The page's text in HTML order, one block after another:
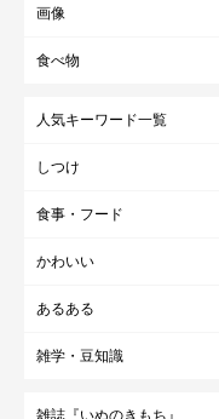
画像
食べ物
人気キーワード一覧
しつけ
食事・フード
かわいい
あるある
雑学・豆知識
雑誌『いぬのきもち』